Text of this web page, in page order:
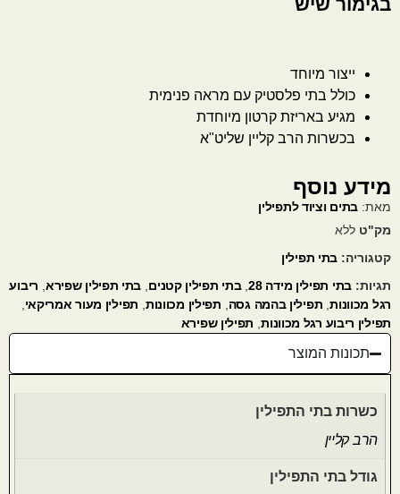
ייצור מיוחד
כולל בתי פלסטיק עם מראה פנימית
מגיע באריזת קרטון מיוחדת
בכשרות הרב קליין שליט"א
מידע נוסף
מאת: בתים וציוד לתפילין
מק"ט ללא
קטגוריה: בתי תפילין
תגיות: בתי תפילין מידה 28 ,בתי תפילין קטנים, בתי תפילין שפירא, ריבוע
רגל מכוונות, תפילין בהמה גסה, תפילין מכוונות, תפילין מעור אמריקאי,
תפילין ריבוע רגל מכוונות, תפילין שפירא
תכונות המוצר
כשרות בתי התפילין
הרב קליין
גודל בתי התפילין